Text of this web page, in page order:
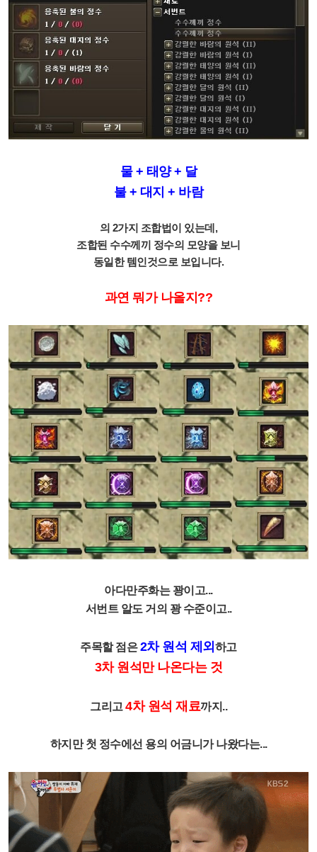
물 + 태양 + 달
불 + 대지 + 바람
의 2가지 조합법이 있는데,
조합된 수수께끼 정수의 모양을 보니
동일한 템인것으로 보입니다.
과연 뭐가 나올지??
아다만주화는 꽝이고...
서번트 알도 거의 꽝 수준이고..
주목할 점은2차 원석 제외 하고
3차 원석만 나온다는 것
그리고 4차 원석 재료까지..
하지만 첫 정수에선 용의 어금니가 나왔다는...